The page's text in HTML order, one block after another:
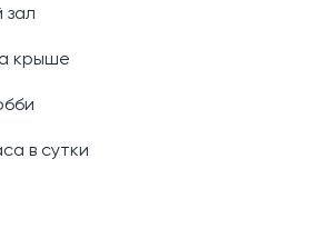
зал
крыше
в сутки